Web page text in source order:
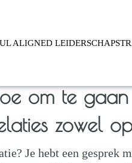
ALIGNED
om te
zowel
Je hebt een gesprek